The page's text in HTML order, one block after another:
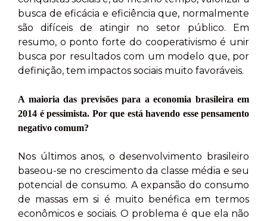
busca de eficácia e eficiência que, normalmente
são difíceis de atingir no setor público. Em
resumo, o ponto forte do cooperativismo é unir
busca por resultados com um modelo que, por
definição, tem impactos sociais muito favoráveis.
A maioria das previsões para a economia brasileira em
2014 é pessimista. Por que está havendo esse pensamento
negativo comum?
Nos últimos anos, o desenvolvimento brasileiro
baseou-se no crescimento da classe média e seu
potencial de consumo. A expansão do consumo
de massas em si é muito benéfica em termos
econômicos e sociais. O problema é que ela não